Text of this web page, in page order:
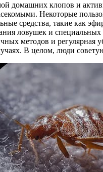
домашних клопов и
Некоторые
средства, такие как
ловушек и
методов и регулярная
В целом, люди